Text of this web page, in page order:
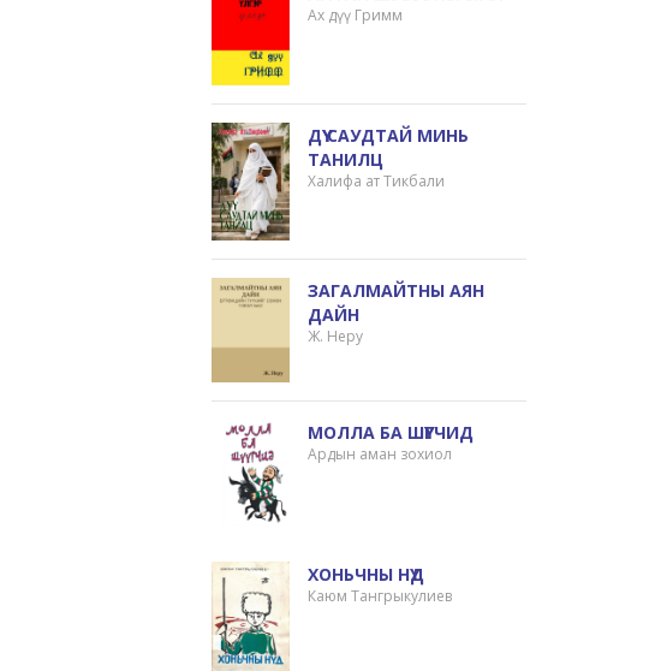
Ах дүү Гримм
ДҮҮ САУДТАЙ МИНЬ
ТАНИЛЦ
Халифа ат Тикбали
ЗАГАЛМАЙТНЫ АЯН
ДАЙН
Ж. Неру
МОЛЛА БА ШҮҮГЧИД
Ардын аман зохиол
ХОНЬЧНЫ НҮД
Каюм Тангрыкулиев